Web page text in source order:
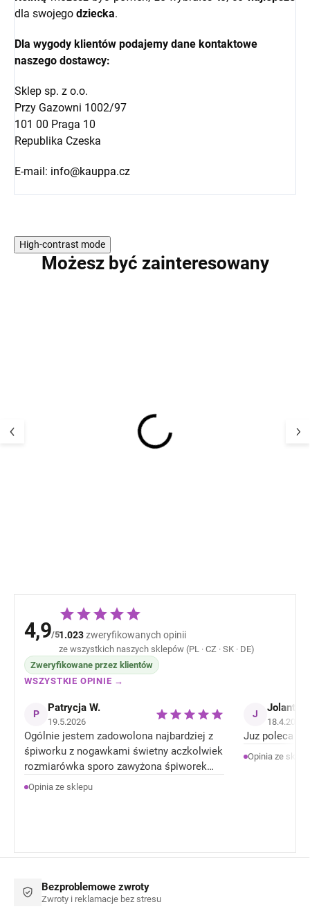
dla swojego dziecka.
Dla wygody klientów podajemy dane kontaktowe
naszego dostawcy:
Sklep sp. z o.o.
Przy Gazowni 1002/97
101 00 Praga 10
Republika Czeska
E-mail: info@kauppa.cz
High-contrast mode
Możesz być zainteresowany
4,9/51.023zweryfikowanych opinii
ze wszystkich naszych sklepów (PL · CZ · SK · DE)
Zweryfikowane przez klientów
WSZYSTKIE OPINIE →
P Patrycja W.
19.5.2026
Ogólnie jestem zadowolona najbardziej z
śpiworku z nogawkami świetny aczkolwiek
rozmiarówka sporo zawyżona śpiworek
rozmiar 92 jest jak 104 rozmiar . Ale
Opinia ze sklepu
J Jolanta
18.4.2026
Juz poleca
Opinia ze
Bezproblemowe zwroty
Zwroty i reklamacje bez stresu